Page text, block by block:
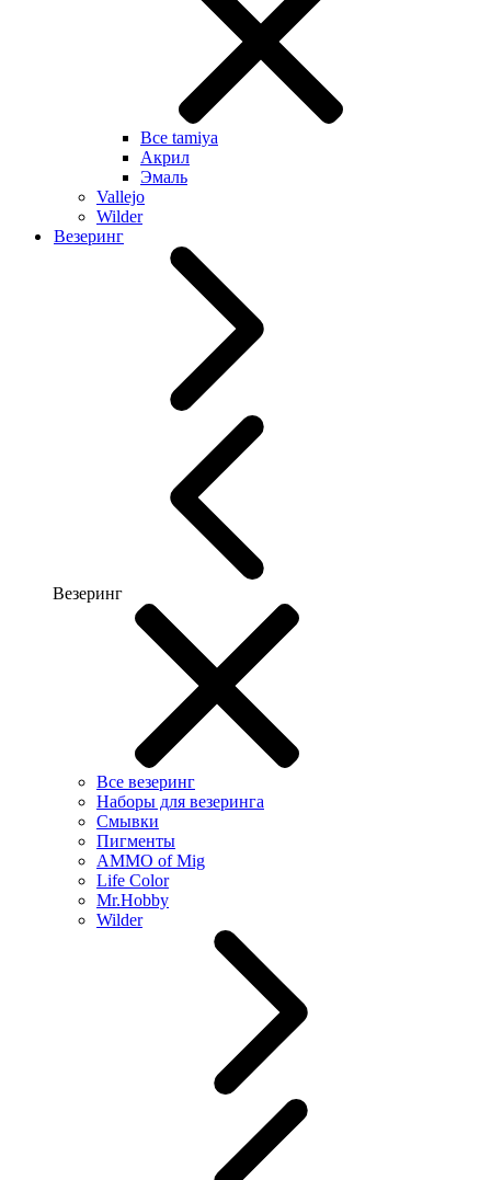
Все tamiya
Акрил
Эмаль
Vallejo
Wilder
Везеринг
Везеринг
Все везеринг
Наборы для везеринга
Смывки
Пигменты
AMMO of Mig
Life Color
Mr.Hobby
Wilder